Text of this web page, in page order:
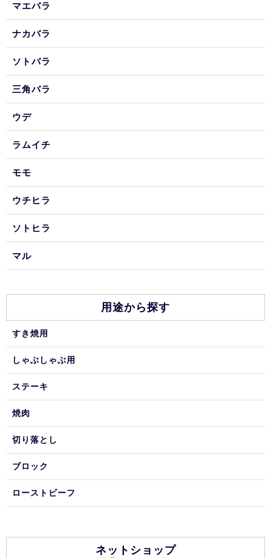
マエバラ
ナカバラ
ソトバラ
三角バラ
ウデ
ラムイチ
モモ
ウチヒラ
ソトヒラ
マル
用途から探す
すき焼用
しゃぶしゃぶ用
ステーキ
焼肉
切り落とし
ブロック
ローストビーフ
ネットショップ